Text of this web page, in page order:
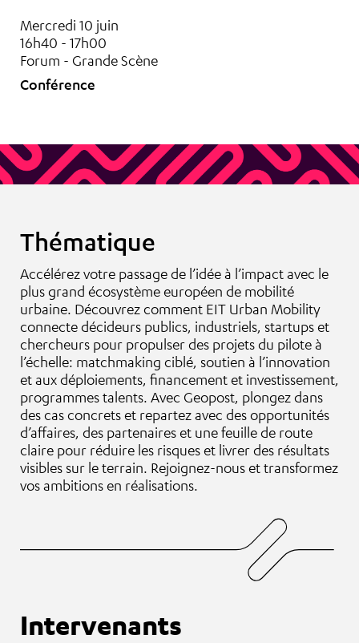
Mercredi 10 juin
16h40 - 17h00
Forum - Grande Scène
Conférence
Thématique
Accélérez votre passage de l’idée à l’impact avec le
plus grand écosystème européen de mobilité
urbaine. Découvrez comment EIT Urban Mobility
connecte décideurs publics, industriels, startups et
chercheurs pour propulser des projets du pilote à
l’échelle: matchmaking ciblé, soutien à l’innovation
et aux déploiements, financement et investissement,
programmes talents. Avec Geopost, plongez dans
des cas concrets et repartez avec des opportunités
d’affaires, des partenaires et une feuille de route
claire pour réduire les risques et livrer des résultats
visibles sur le terrain. Rejoignez‑nous et transformez
vos ambitions en réalisations.
Intervenants